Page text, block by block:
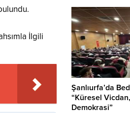
İlgili
çarpışması
kazada can pazarı
Çarpıştılar
Hüseyin Çelik (29)...
Şanlıurfa’da
“Küresel
Demokrasi”